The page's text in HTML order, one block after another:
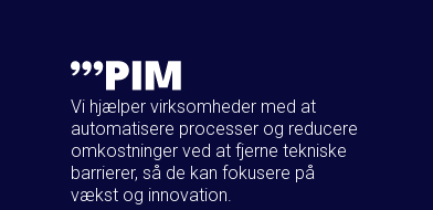
Vi hjælper virksomheder med at
automatisere processer og reducere
omkostninger ved at fjerne tekniske
barrierer, så de kan fokusere på
vækst og innovation.